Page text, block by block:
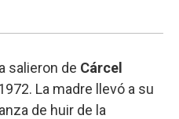
salieron de Cárcel
La madre llevó a su
de huir de la